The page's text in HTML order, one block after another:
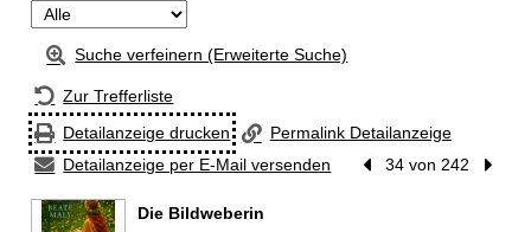
Suche verfeinern (Erweiterte Suche)
Zur Trefferliste
Detailanzeige drucken
Permalink Detailanzeige
Detailanzeige per E-Mail versenden
Vorheriger Treffer
34 von 242
Die Bildweberin